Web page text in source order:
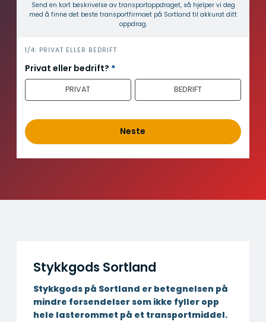
Send en kort beskrivelse av transport­oppdraget, så hjelper vi deg
med å finne det beste transport­firmaet på Sortland til akkurat ditt
oppdrag.
i
n
n
o
d
1/4: PRIVAT ELLER BEDRIFT
Privat eller bedrift? *
PRIVAT BEDRIFT
Neste
Stykkgods Sortland
Stykkgods på Sortland er betegnelsen på
mindre forsendelser som ikke fyller opp
hele lasterommet på et transportmiddel.